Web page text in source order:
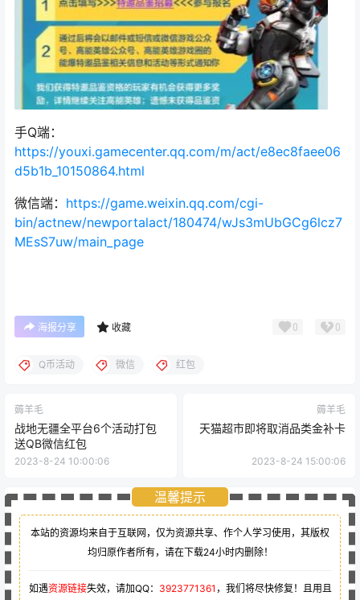
手Q端：
https://youxi.gamecenter.qq.com/m/act/e8ec8faee06
d5b1b_10150864.html
微信端： https://game.weixin.qq.com/cgi-
bin/actnew/newportalact/180474/wJs3mUbGCg6lcz7
MEsS7uw/main_page
海报分享 收藏 0 0
Q币活动 微信 红包
薅羊毛
战地无疆全平台6个活动打包
送QB微信红包
2023-8-24 10:00:06
薅羊毛
天猫超市即将取消品类金补卡
2023-8-24 15:00:06
温馨提示
本站的资源均来自于互联网，仅为资源共享、作个人学习使用，其版权
均归原作者所有，请在下载24小时内删除！
如遇资源链接失效，请加QQ： 3923771361 ，我们将尽快修复！且用且